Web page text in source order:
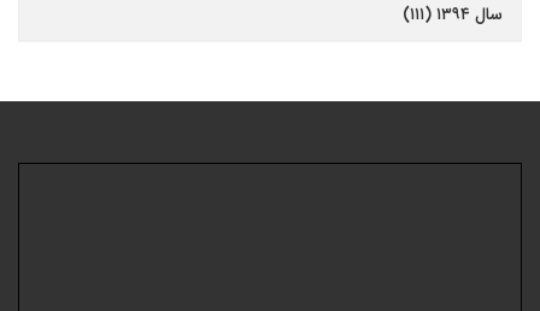
سال ۱۳۹۴ (۱۱۱)